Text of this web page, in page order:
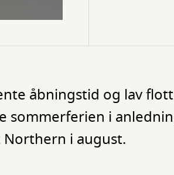
åbningstid og lav
sommerferien i
i august.